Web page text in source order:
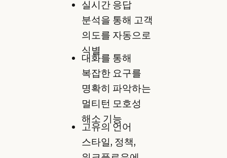
실시간 응답
분석을 통해 고객
의도를 자동으로
식별
대화를 통해
복잡한 요구를
명확히 파악하는
멀티턴 모호성
해소 기능
고유의 언어
스타일, 정책,